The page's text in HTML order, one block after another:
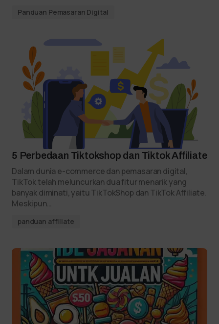
Panduan Pemasaran Digital
5 Perbedaan Tiktokshop dan Tiktok Affiliate
Dalam dunia e-commerce dan pemasaran digital,
TikTok telah meluncurkan dua fitur menarik yang
banyak diminati, yaitu TikTokShop dan TikTok Affiliate.
Meskipun…
panduan affiliate